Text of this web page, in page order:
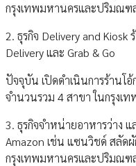
กรุงเทพมหานครและปริมณฑ
2. ธุรกิจ Delivery and
Delivery และ Grab & Go
ปัจจุบัน เปิดดำเนินการร้านโ
จำนวนรวม 4 สาขา ในกรุงเ
3. ธุรกิจจำหน่ายอาหารว่าง
Amazon เช่น แซนวิชด์ สลัด
กรุงเทพมหานครและปริมณฑ